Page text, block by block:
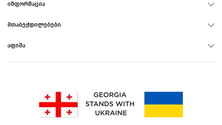
ᲘᲜᲤᲝᲠᲛᲐᲪᲘᲐ
ᲨᲗᲐᲑᲔᲭᲓᲘᲚᲔᲑᲔᲑᲘ
ᲐᲤᲘᲨᲐ